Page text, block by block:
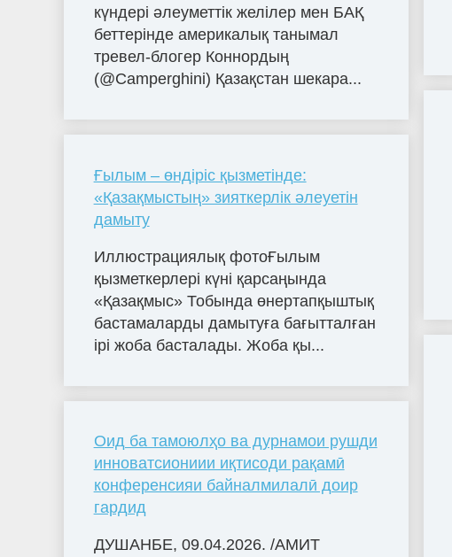
күндері әлеуметтік желілер мен БАҚ
беттерінде америкалық танымал
тревел-блогер Коннордың
(@Camperghini) Қазақстан шекара...
Ғылым – өндіріс қызметінде:
«Қазақмыстың» зияткерлік әлеуетін
дамыту
Иллюстрациялық фотоҒылым
қызметкерлері күні қарсаңында
«Қазақмыс» Тобында өнертапқыштық
бастамаларды дамытуға бағытталған
ірі жоба басталады. Жоба қы...
Оид ба тамоюлҳо ва дурнамои рушди
инноватсиониии иқтисоди рақамӣ
конференсияи байналмилалӣ доир
гардид
ДУШАНБЕ, 09.04.2026. /АМИТ